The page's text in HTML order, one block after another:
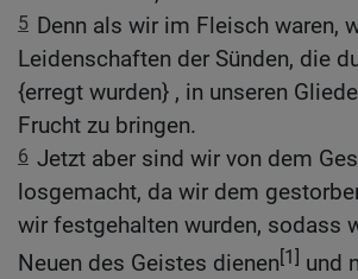
5 Denn als wir im Fleisch waren,
Leidenschaften der Sünden, die
{erregt wurden} , in unseren
Frucht zu bringen.
6 Jetzt aber sind wir von dem
losgemacht, da wir dem
wir festgehalten wurden, sodass
Neuen des Geistes dienen[1] und